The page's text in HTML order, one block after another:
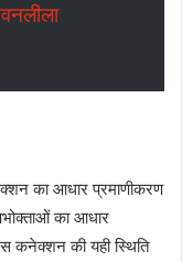
का आधार प्रमाणीकरण
का आधार
कनेक्शन की यही स्थिति